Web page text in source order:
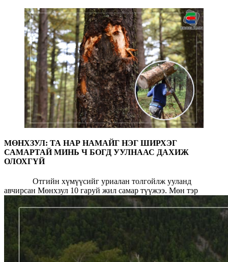
МӨНХЗУЛ: ТА НАР НАМАЙГ НЭГ ШИРХЭГ
САМАРТАЙ МИНЬ Ч БОГД УУЛНААС ДАХИЖ
ОЛОХГҮЙ
Отгийн хүмүүсийг уриалан толгойлж ууланд
авчирсан Мөнхзул 10 гаруй жил самар түүжээ. Мөн тэр